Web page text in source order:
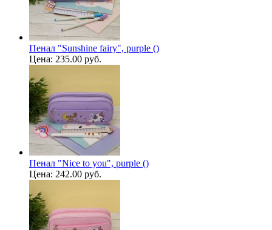
Пенал "Sunshine fairy", purple ()
Цена: 235.00 руб.
Пенал "Nice to you", purple ()
Цена: 242.00 руб.